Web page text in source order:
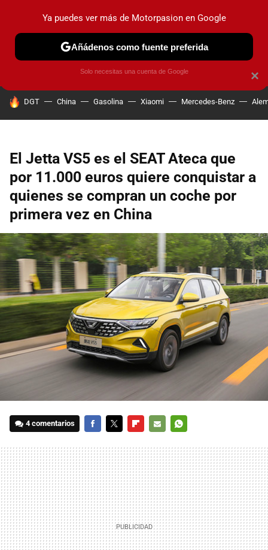
PRUEBAS COCHES ELÉCTRICOS OBSERVATORIO
HOY SE HABLA DE
DGT China Gasolina Xiaomi Mercedes-Benz
El Jetta VS5 es el SEAT Ateca que
por 11.000 euros quiere conquistar a
quienes se compran un coche por
primera vez en China
4 comentarios
MAIL
×
Ya puedes ver más de Motorpasion en Google
Añádenos como fuente preferida
Solo necesitas una cuenta de Google